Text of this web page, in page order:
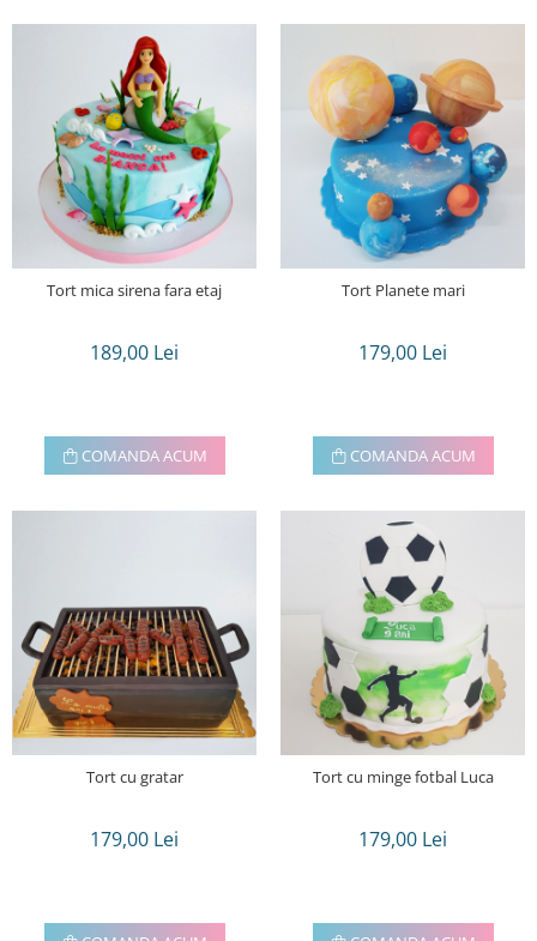
Tort mica sirena fara etaj
189,00 Lei
COMANDA ACUM
Tort Planete mari
179,00 Lei
COMANDA ACUM
Tort cu gratar
179,00 Lei
Tort cu minge fotbal Luca
179,00 Lei